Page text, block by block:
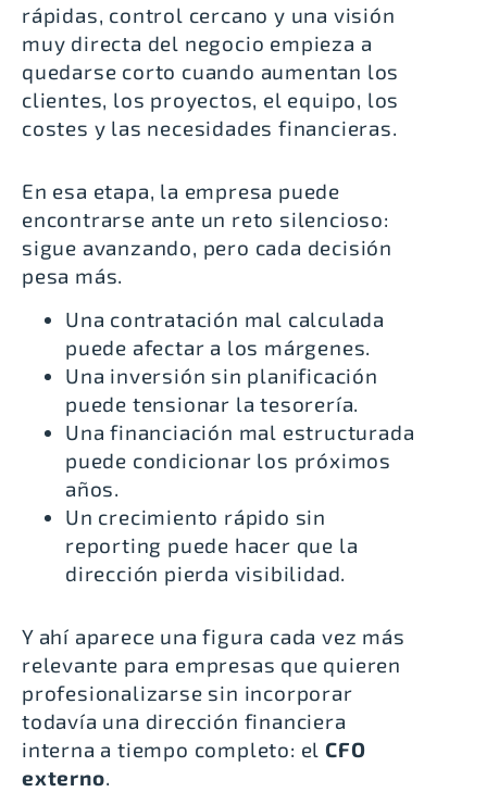
rápidas, control cercano y una visión
muy directa del negocio empieza a
quedarse corto cuando aumentan los
clientes, los proyectos, el equipo, los
costes y las necesidades financieras.
En esa etapa, la empresa puede
encontrarse ante un reto silencioso:
sigue avanzando, pero cada decisión
pesa más.
Una contratación mal calculada
puede afectar a los márgenes.
Una inversión sin planificación
puede tensionar la tesorería.
Una financiación mal estructurada
puede condicionar los próximos
años.
Un crecimiento rápido sin
reporting puede hacer que la
dirección pierda visibilidad.
Y ahí aparece una figura cada vez más
relevante para empresas que quieren
profesionalizarse sin incorporar
todavía una dirección financiera
interna a tiempo completo: el CFO
externo.